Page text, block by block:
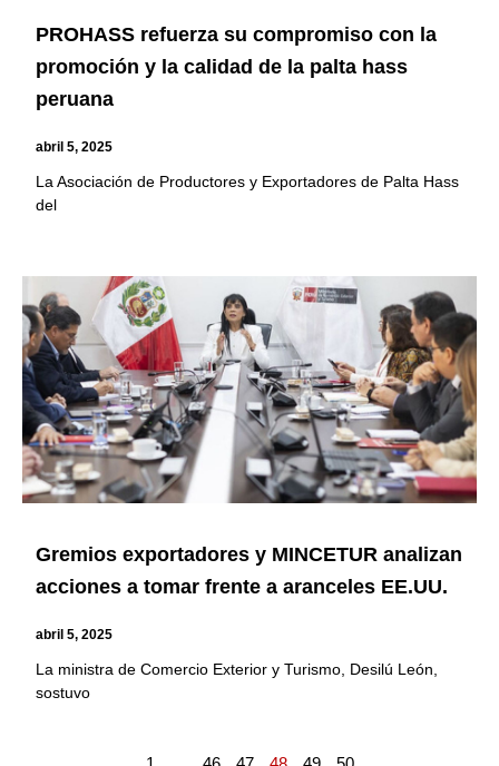
PROHASS refuerza su compromiso con la
promoción y la calidad de la palta hass
peruana
abril 5, 2025
La Asociación de Productores y Exportadores de Palta Hass
del
Gremios exportadores y MINCETUR analizan
acciones a tomar frente a aranceles EE.UU.
abril 5, 2025
La ministra de Comercio Exterior y Turismo, Desilú León,
sostuvo